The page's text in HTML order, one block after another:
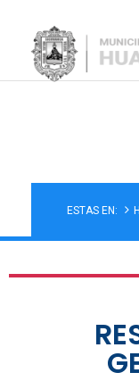
ESTAS EN: